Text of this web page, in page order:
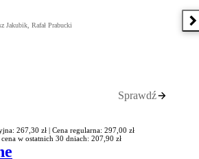
Jakubik, Rafał Prabucki
Sprawdź
267,30 zł | Cena regularna: 297,00 zł
w ostatnich 30 dniach: 207,90 zł